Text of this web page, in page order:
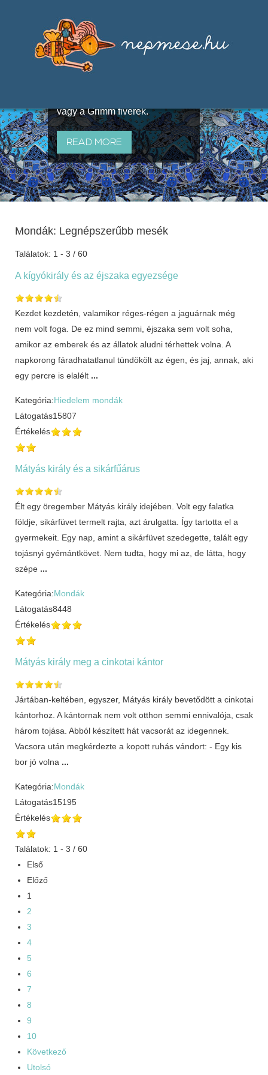
útján terjedő elbeszélésekből,
melyeket olyan ismert gyűjtők
állítottak össze, mint Benedek
vagy a Grimm fivérek.
READ MORE
Mondák: Legnépszerűbb mesék
Találatok: 1 - 3 / 60
A kígyókirály és az éjszaka egyezsége
Kezdet kezdetén, valamikor réges-régen a jaguárnak még
nem volt foga. De ez mind semmi, éjszaka sem volt soha,
amikor az emberek és az állatok aludni térhettek volna. A
napkorong fáradhatatlanul tündökölt az égen, és jaj, annak, aki
egy percre is elalélt ...
Kategória:Hiedelem mondák
Látogatás15807
Értékelés
Mátyás király és a sikárfűárus
Élt egy öregember Mátyás király idejében. Volt egy falatka
földje, sikárfüvet termelt rajta, azt árulgatta. Így tartotta el a
gyermekeit. Egy nap, amint a sikárfüvet szedegette, talált egy
tojásnyi gyémántkövet. Nem tudta, hogy mi az, de látta, hogy
szépe ...
Kategória:Mondák
Látogatás8448
Értékelés
Mátyás király meg a cinkotai kántor
Jártában-keltében, egyszer, Mátyás király bevetődött a cinkotai
kántorhoz. A kántornak nem volt otthon semmi ennivalója, csak
három tojása. Abból készített hát vacsorát az idegennek.
Vacsora után megkérdezte a kopott ruhás vándort: - Egy kis
bor jó volna ...
Kategória:Mondák
Látogatás15195
Értékelés
Találatok: 1 - 3 / 60
Első
Előző
1
2
3
4
5
6
7
8
9
10
Következő
Utolsó